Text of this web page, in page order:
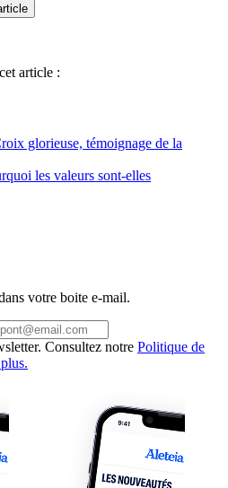
article :
glorieuse, témoignage de la
les valeurs sont-elles
votre boite e-mail.
Consultez notre Politique de